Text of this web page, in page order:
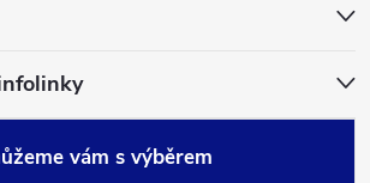
vám s výběrem